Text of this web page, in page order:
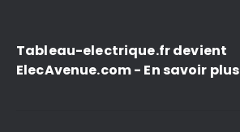
Tableau-electrique.fr devient
ElecAvenue.com - En savoir plus